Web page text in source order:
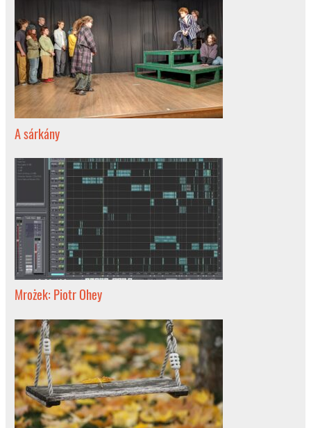
A sárkány
Mrożek: Piotr Ohey